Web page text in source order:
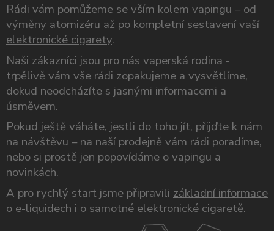
Rádi vám pomůžeme se vším kolem vapingu – od
výměny atomizéru až po kompletní sestavení vaší
elektronické cigarety.
Naši zákazníci jsou pro nás vaperská rodina -
trpělivě vám vše rádi zopakujeme a vysvětlíme,
dokud neodcházíte s jasnými informacemi a
úsměvem.
Pokud ještě váháte, jestli do toho jít, přijďte k nám
na návštěvu – na naší prodejně vám rádi poradíme,
nebo si prostě jen popovídáme o vapingu a
novinkách.
A pro rychlý start jsme připravili základní informace
o e-liquidech i o samotné elektronické cigaretě.